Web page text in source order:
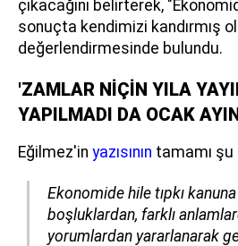
çıkacağını belirterek,
sonuçta kendimizi kandırmış
değerlendirmesinde bulundu.
'ZAMLAR NİÇİN YILA
YAPILMADI DA OCAK
Eğilmez'in yazısının tamamı şu
Ekonomide hile tıpkı
boşluklardan, farklı
yorumlardan yararlanarak